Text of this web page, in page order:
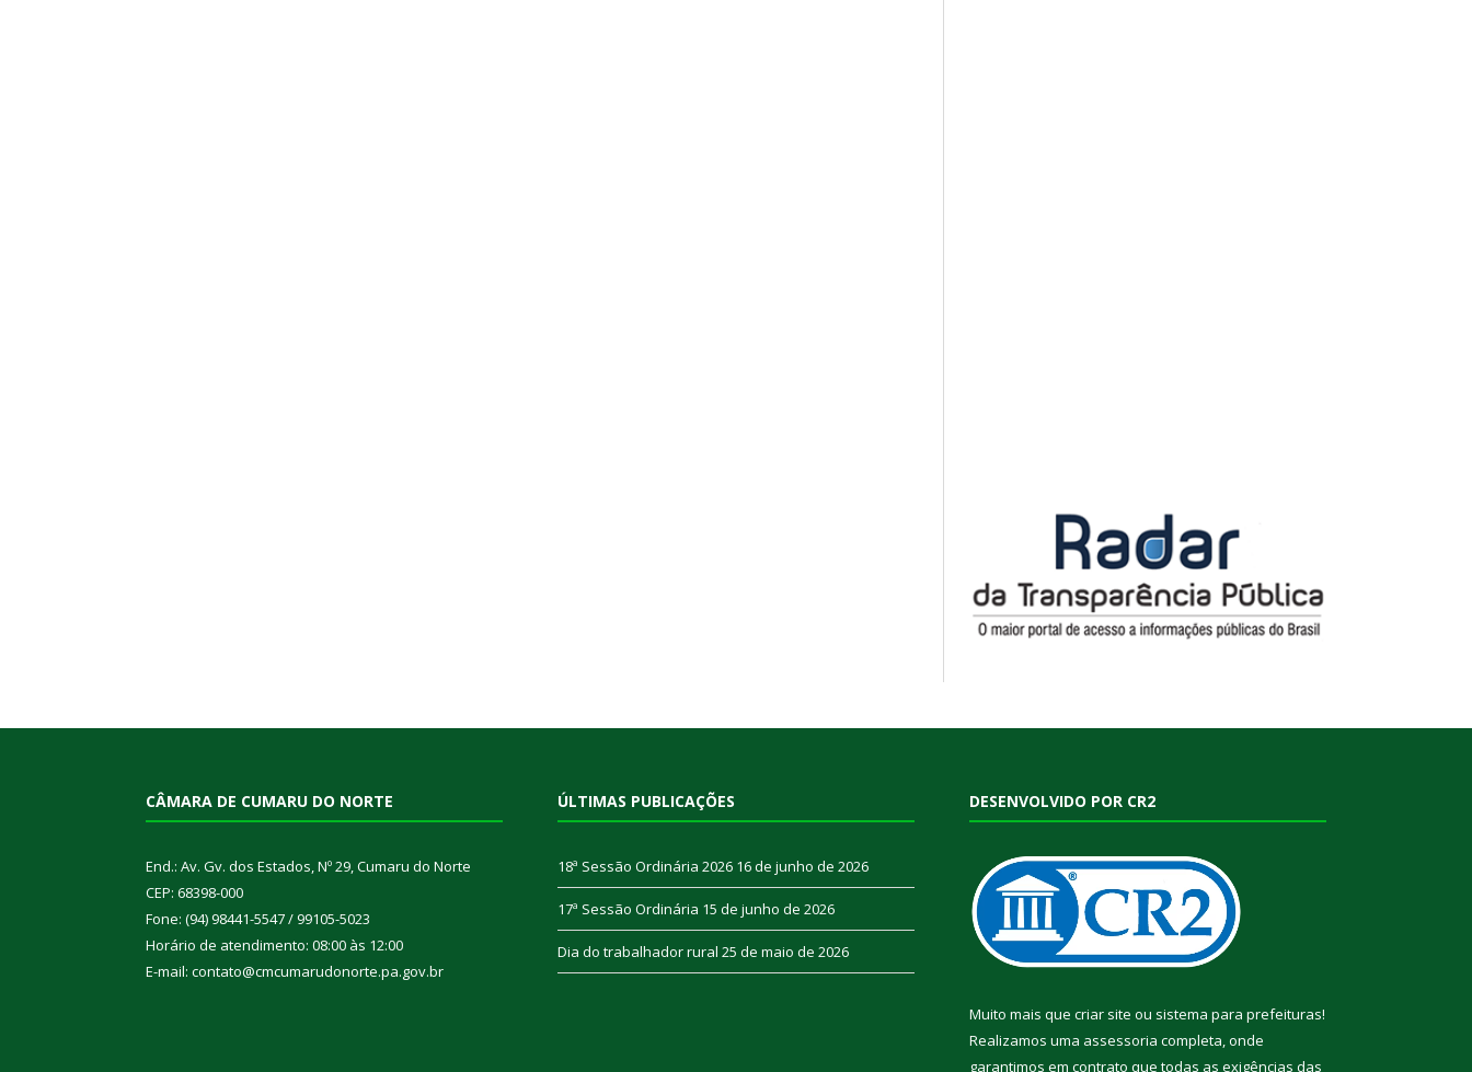
CÂMARA DE CUMARU DO NORTE
End.: Av. Gv. dos Estados, Nº 29, Cumaru do Norte
CEP: 68398-000
Fone: (94) 98441-5547 / 99105-5023
Horário de atendimento: 08:00 às 12:00
E-mail: contato@cmcumarudonorte.pa.gov.br
ÚLTIMAS PUBLICAÇÕES
18ª Sessão Ordinária 2026 16 de junho de 2026
17ª Sessão Ordinária 15 de junho de 2026
Dia do trabalhador rural 25 de maio de 2026
DESENVOLVIDO POR CR2
Muito mais que criar site ou sistema para prefeituras!
Realizamos uma assessoria completa, onde
garantimos em contrato que todas as exigências das